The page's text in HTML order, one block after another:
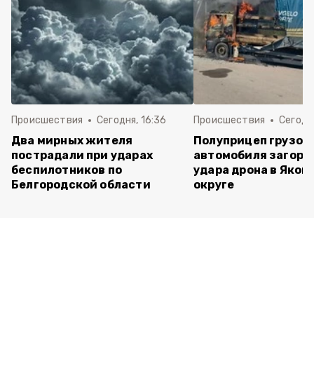
Происшествия Сегодня, 16:36
Два мирных жителя
пострадали при ударах
беспилотников по
Белгородской области
Происшествия
Полуприцеп
автомобиля
удара дрона в
округе